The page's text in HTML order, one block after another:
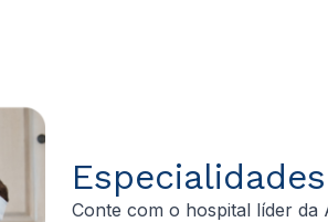
Conte com o hospital líder da